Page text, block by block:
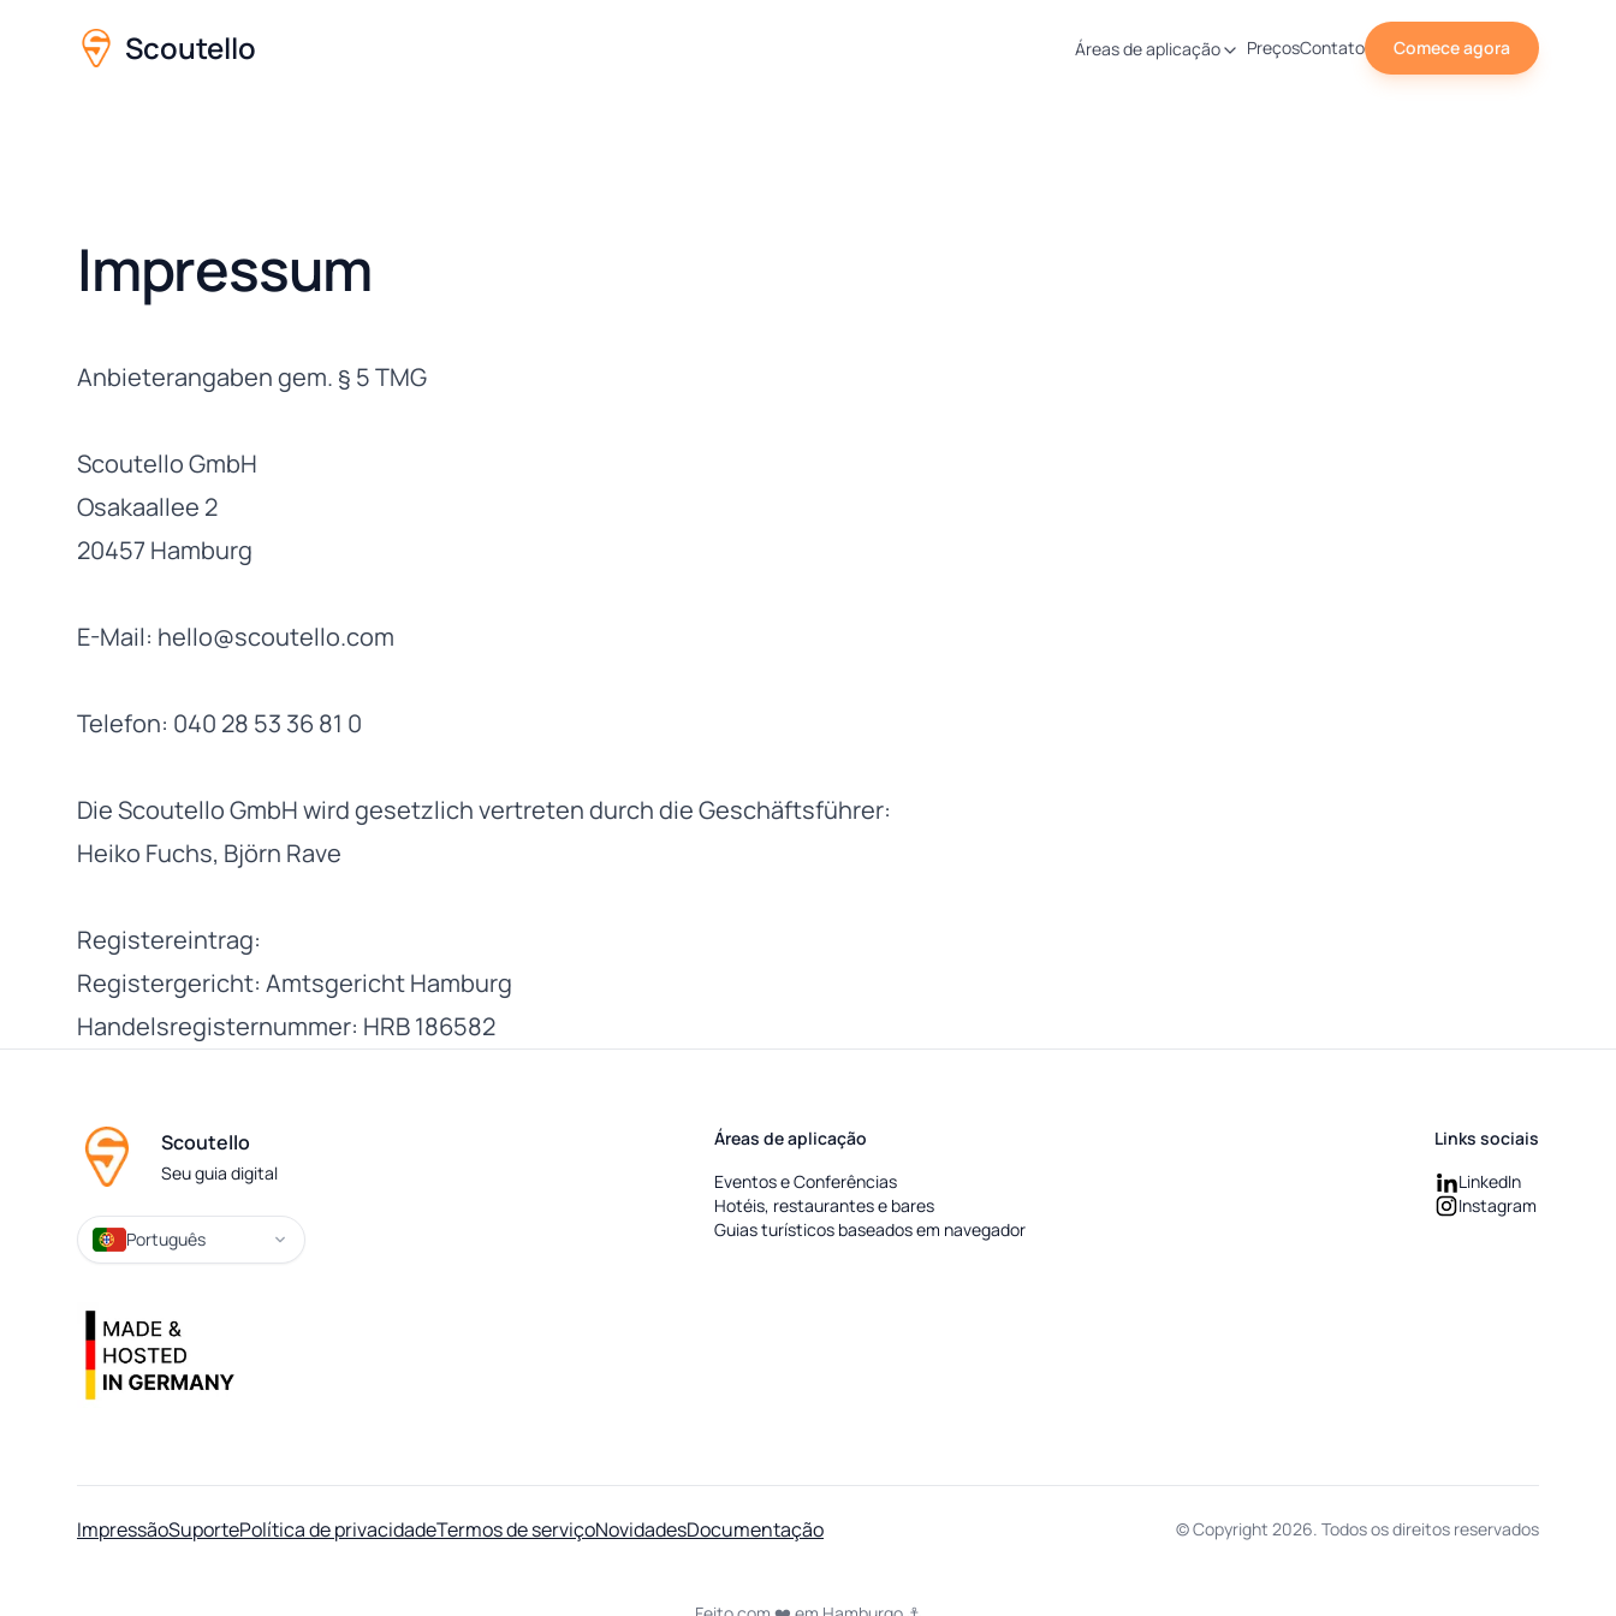
Scoutello Áreas de aplicação PreçosContato Comece agora
Impressum
Anbieterangaben gem. § 5 TMG
Scoutello GmbH
Osakaallee 2
20457 Hamburg
E-Mail: hello@scoutello.com
Telefon: 040 28 53 36 81 0
Die Scoutello GmbH wird gesetzlich vertreten durch die Geschäftsführer:
Heiko Fuchs, Björn Rave
Registereintrag:
Registergericht: Amtsgericht Hamburg
Handelsregisternummer: HRB 186582
Scoutello
Seu guia digital
Português
Áreas de aplicação
Eventos e Conferências
Hotéis, restaurantes e bares
Guias turísticos baseados em navegador
Links sociais
LinkedIn
Instagram
ImpressãoSuportePolítica de privacidadeTermos de serviçoNovidadesDocumentação © Copyright 2026 Todos os direitos reservados